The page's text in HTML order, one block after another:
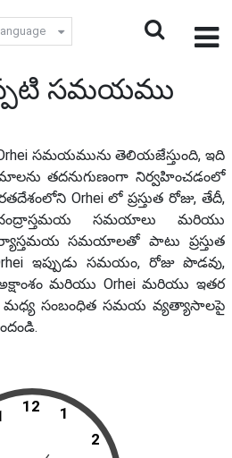
సమయము
సమయమును తెలియజేస్తుంది, ఇది
తదనుగుణంగా నిర్వహించడంలో
Orhei లో ప్రస్తుత రోజు, తేదీ,
సమయాలు మరియు
సమయాలతో పాటు ప్రస్తుత
ఇప్పుడు సమయం, రోజు పొడవు,
మరియు Orhei మరియు ఇతర
మధ్య సంబంధిత సమయ వ్యత్యాసాలపై
12
2
1